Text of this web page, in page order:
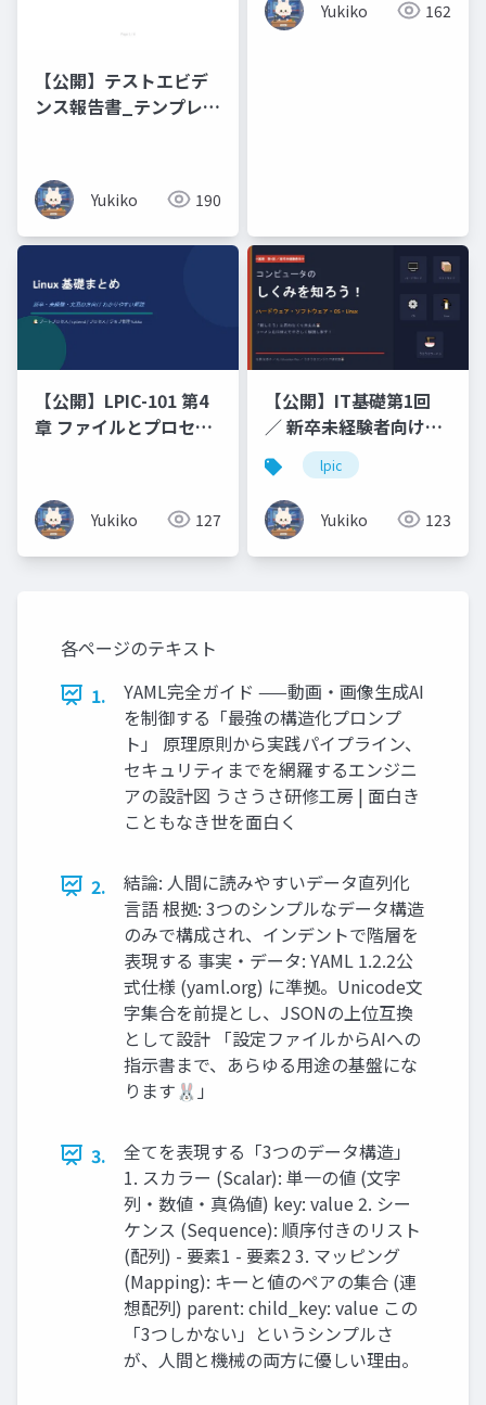
【公開】テストエビデ
ンス報告書_テンプレー
Yukiko 190
Romance ・ Words of
Yukiko 162
【公開】LPIC-101 第4
章 ファイルとプロセス
Yukiko 127
【公開】IT基礎第1回
／ 新卒未経験者向けコ
ンピュータのしくみを
知ろう！ハードウェ
ア・ソフトウェア・
OS・Linux「難しそ
う」と思わなくて大丈
lpic
Yukiko 123
各ページのテキスト
1.
YAML完全ガイド ——動画・画像生成AI
を制御する「最強の構造化プロンプ
ト」 原理原則から実践パイプライン、
セキュリティまでを網羅するエンジニ
アの設計図 うさうさ研修工房 | 面白き
こともなき世を面白く
2.
結論: 人間に読みやすいデータ直列化
言語 根拠: 3つのシンプルなデータ構造
のみで構成され、インデントで階層を
表現する 事実・データ: YAML 1.2.2公
式仕様 (yaml.org) に準拠。Unicode文
字集合を前提とし、JSONの上位互換
として設計 「設定ファイルからAIへの
指示書まで、あらゆる用途の基盤にな
ります🐰」
3.
全てを表現する「3つのデータ構造」
1. スカラー (Scalar): 単一の値 (文字
列・数値・真偽値) key: value 2. シー
ケンス (Sequence): 順序付きのリスト
(配列) - 要素1 - 要素2 3. マッピング
(Mapping): キーと値のペアの集合 (連
想配列) parent: child_key: value この
「3つしかない」というシンプルさ
が、人間と機械の両方に優しい理由。